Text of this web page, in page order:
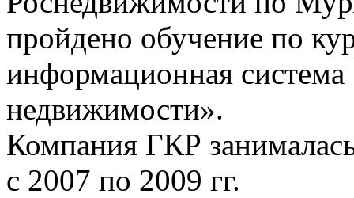
пройдено обучение по
информационная
недвижимости».
Компания ГКР
с 2007 по 2009 гг.